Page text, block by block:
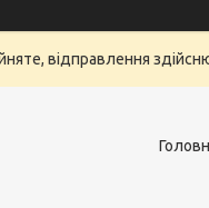
відправлення